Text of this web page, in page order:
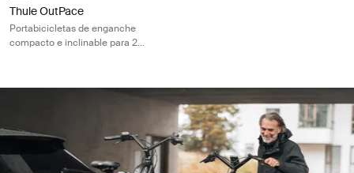
Thule OutPace
Portabicicletas de enganche
compacto e inclinable para 2